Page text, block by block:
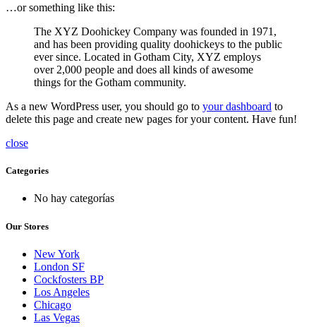
…or something like this:
The XYZ Doohickey Company was founded in 1971,
and has been providing quality doohickeys to the public
ever since. Located in Gotham City, XYZ employs
over 2,000 people and does all kinds of awesome
things for the Gotham community.
As a new WordPress user, you should go to your dashboard to
delete this page and create new pages for your content. Have fun!
close
Categories
No hay categorías
Our Stores
New York
London SF
Cockfosters BP
Los Angeles
Chicago
Las Vegas